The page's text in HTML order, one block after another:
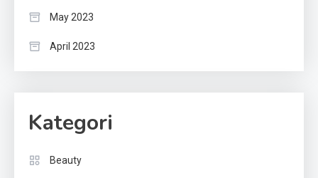
May 2023
April 2023
Kategori
Beauty